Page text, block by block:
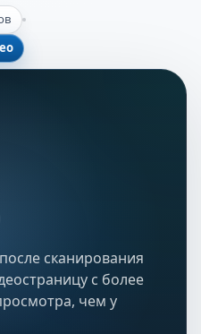
сканирования
с более
чем у